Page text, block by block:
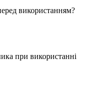
використанням?
при використанні